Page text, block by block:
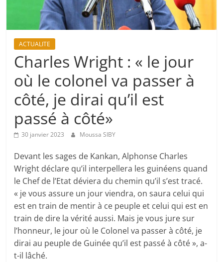
ACTUALITE
Charles Wright : « le jour
où le colonel va passer à
côté, je dirai qu’il est
passé à côté»
30 janvier 2023 Moussa SIBY
Devant les sages de Kankan, Alphonse Charles
Wright déclare qu’il interpellera les guinéens quand
le Chef de l’Etat déviera du chemin qu’il s’est tracé.
« je vous assure un jour viendra, on saura celui qui
est en train de mentir à ce peuple et celui qui est en
train de dire la vérité aussi. Mais je vous jure sur
l’honneur, le jour où le Colonel va passer à côté, je
dirai au peuple de Guinée qu’il est passé à côté », a-
t-il lâché.